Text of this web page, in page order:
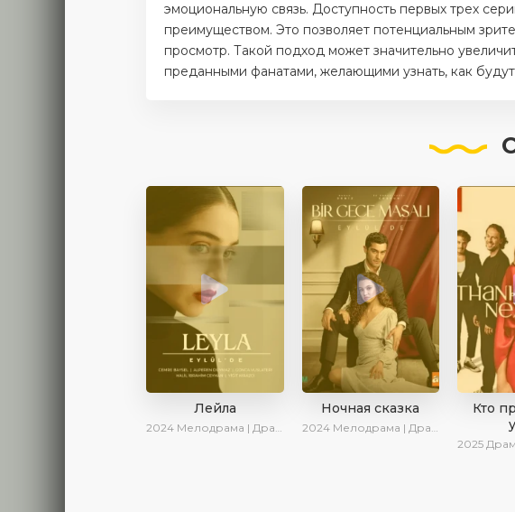
эмоциональную связь. Доступность первых трех
преимуществом. Это позволяет потенциальным
просмотр. Такой подход может значительно
преданными фанатами, желающими узнать, как будут
Лейла
2024 Мелодрама | Драма | Ирина Котова | AveTurk | AlisaDirilis | Сериалы 2024
Ночная сказка
2024 Мелодрама | Драма | Сериалы 2024
Кто
2025 Драма |